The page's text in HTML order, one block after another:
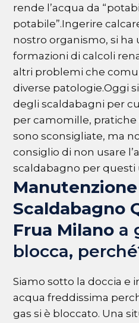
rende l’acqua da
potabile”.Ingerire
nostro organismo, si ha
formazioni di calcoli
altri problemi che
diverse patologie.Oggi
degli scaldabagni per
per camomille, pratiche
sono sconsigliate, ma
consiglio di non usare
scaldabagno per questi
Manutenzione
Scaldabagno
Frua Milano a
blocca,
Siamo sotto la doccia e
acqua freddissima
gas si è bloccato. Una